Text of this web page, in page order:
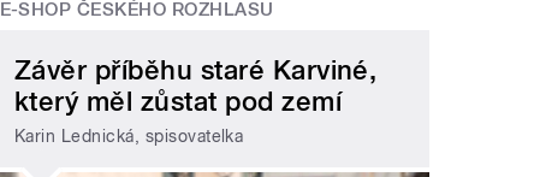
E-SHOP ČESKÉHO ROZHLASU
Závěr příběhu staré Karviné,
který měl zůstat pod zemí
Karin Lednická, spisovatelka